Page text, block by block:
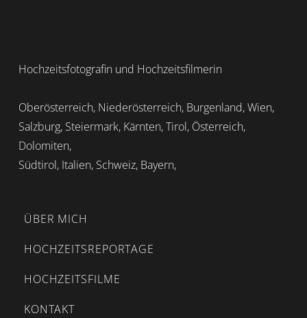
Hochzeitsfotografin und Hochzeitsfilmerin
Oberösterreich, Niederösterreich, Burgenland, Wien,
Salzburg, Steiermark, Kärnten, Tirol, Österreich,
Dolomiten,
Südtirol, Italien, Schweiz, Bayern,
ÜBER MICH
HOCHZEITSREPORTAGE
HOCHZEITSFILME
KONTAKT